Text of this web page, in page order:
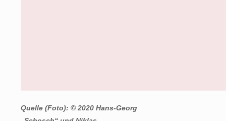
Quelle (Foto): © 2020 Hans-Georg